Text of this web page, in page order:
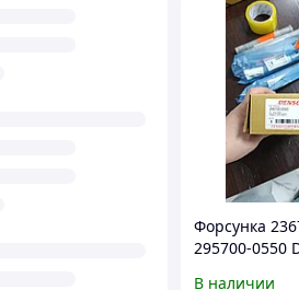
Форсунка
295700-0550
В наличии